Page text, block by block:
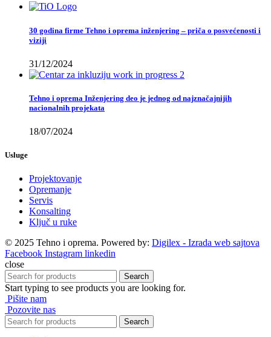
30 godina firme Tehno i oprema inženjering – priča o posvećenosti i
viziji
31/12/2024
Tehno i oprema Inženjering deo je jednog od najznačajnijih
nacionalnih projekata
18/07/2024
Usluge
Projektovanje
Opremanje
Servis
Konsalting
Ključ u ruke
© 2025 Tehno i oprema. Powered by: Digilex - Izrada web sajtova
Facebook Instagram linkedin
close
Search
Start typing to see products you are looking for.
Pišite nam
Pozovite nas
Search